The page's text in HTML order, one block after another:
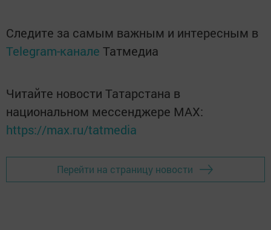
Следите за самым важным и интересным в
Telegram-канале Татмедиа
Читайте новости Татарстана в
национальном мессенджере MАХ:
https://max.ru/tatmedia
Перейти на страницу новости